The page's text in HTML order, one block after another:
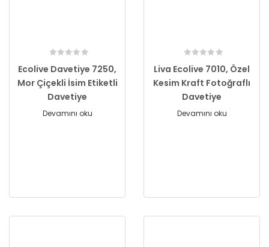
Ecolive Davetiye 7250,
Mor Çiçekli İsim Etiketli
Davetiye
Devamını oku
Liva Ecolive 7010, Özel
Kesim Kraft Fotoğraflı
Davetiye
Devamını oku